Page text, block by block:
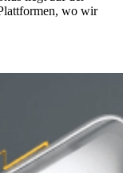
wo wir